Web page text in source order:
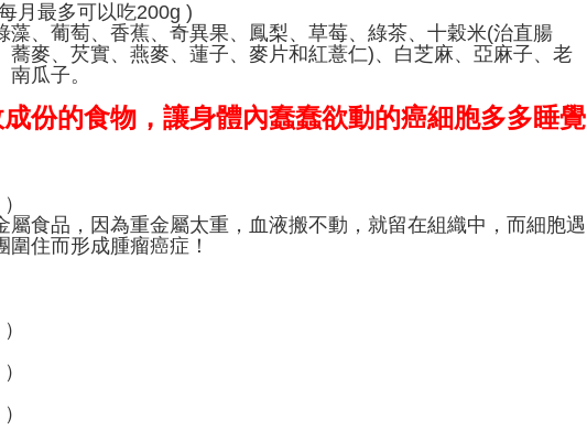
月最多可以吃200g )
藻、葡萄、香蕉、奇異果、鳳梨、草莓、綠茶、十穀米(治直腸
蕎麥、芡實、燕麥、蓮子、麥片和紅薏仁)、白芝麻、亞麻子、老
南瓜子。
份的食物，讓身體內蠢蠢欲動的癌細胞多多睡覺
食品，因為重金屬太重，血液搬不動，就留在組織中，而細胞遇
住而形成腫瘤癌症！